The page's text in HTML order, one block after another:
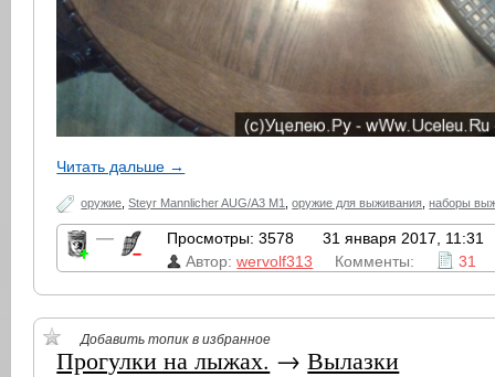
Читать дальше →
оружие ,Steyr Mannlicher AUG/A3 M1 ,оружие для выживания ,наборы
— Просмотры: 3578
31 января 2017, 11:31
Автор:wervolf313 Комменты: 31
Добавить топик в избранное
Прогулки на лыжах. →Вылазки